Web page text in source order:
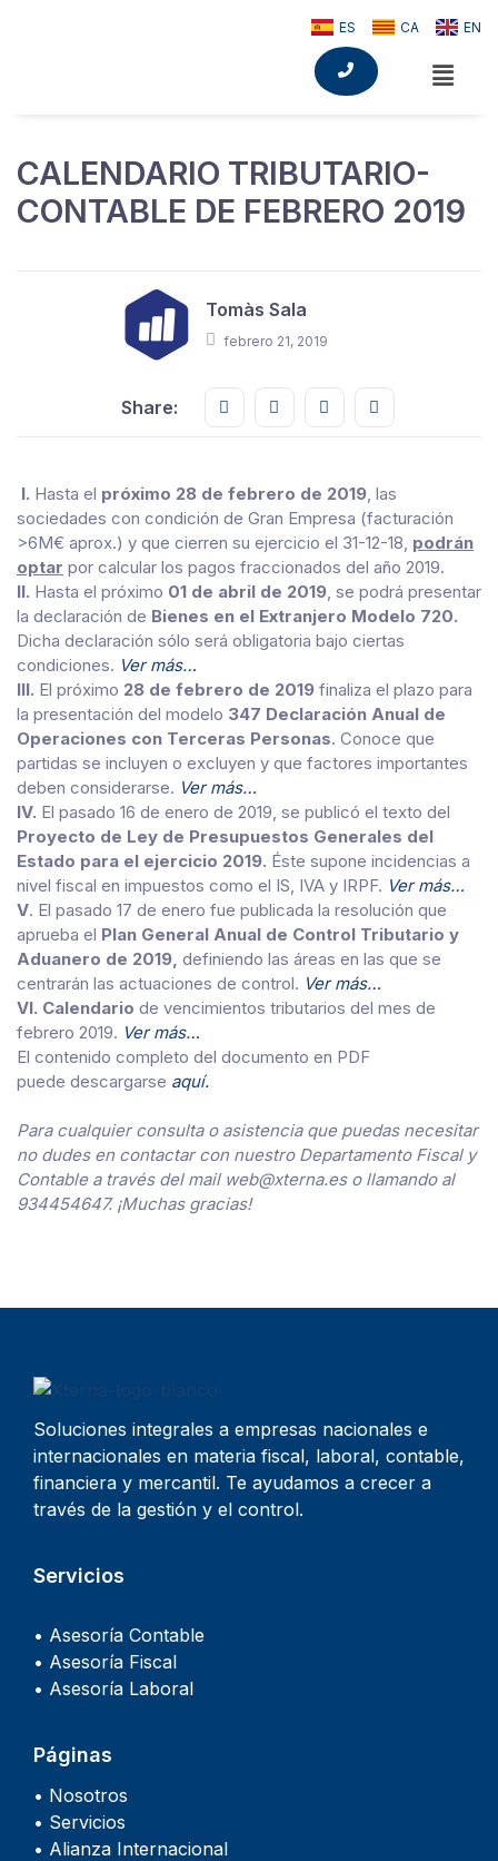
ES CA EN
CALENDARIO TRIBUTARIO-
CONTABLE DE FEBRERO 2019
Tomàs Sala
febrero 21, 2019
Share: Share this on FaceBook
Share this on Twitter
Share this on GMail
Share this on
I. Hasta el próximo 28 de febrero de 2019, las
sociedades con condición de Gran Empresa (facturación
>6M€ aprox.) y que cierren su ejercicio el 31-12-18, podrán
optar por calcular los pagos fraccionados del año 2019.
II. Hasta el próximo 01 de abril de 2019, se podrá presentar
la declaración de Bienes en el Extranjero Modelo 720.
Dicha declaración sólo será obligatoria bajo ciertas
condiciones. Ver más…
III. El próximo 28 de febrero de 2019 finaliza el plazo para
la presentación del modelo 347 Declaración Anual de
Operaciones con Terceras Personas. Conoce que
partidas se incluyen o excluyen y que factores importantes
deben considerarse. Ver más…
IV. El pasado 16 de enero de 2019, se publicó el texto del
Proyecto de Ley de Presupuestos Generales del
Estado para el ejercicio 2019. Éste supone incidencias a
nivel fiscal en impuestos como el IS, IVA y IRPF. Ver más…
V. El pasado 17 de enero fue publicada la resolución que
aprueba el Plan General Anual de Control Tributario y
Aduanero de 2019, definiendo las áreas en las que se
centrarán las actuaciones de control. Ver más…
VI. Calendario de vencimientos tributarios del mes de
febrero 2019. Ver más…
El contenido completo del documento en PDF
puede descargarse aquí.
Para cualquier consulta o asistencia que puedas necesitar
no dudes en contactar con nuestro Departamento Fiscal y
Contable a través del mail web@xterna.es o llamando al
934454647. ¡Muchas gracias!
Soluciones integrales a empresas nacionales e
internacionales en materia fiscal, laboral, contable,
financiera y mercantil. Te ayudamos a crecer a
través de la gestión y el control.
Servicios
• Asesoría Contable
• Asesoría Fiscal
• Asesoría Laboral
Páginas
• Nosotros
• Servicios
• Alianza Internacional